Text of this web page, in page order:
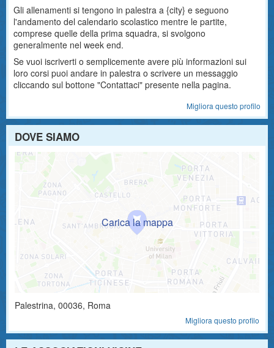
Gli allenamenti si tengono in palestra a {city} e seguono
l'andamento del calendario scolastico mentre le partite,
comprese quelle della prima squadra, si svolgono
generalmente nel week end.
Se vuoi iscriverti o semplicemente avere più informazioni sui
loro corsi puoi andare in palestra o scrivere un messaggio
cliccando sul bottone "Contattaci" presente nella pagina.
Migliora questo profilo
DOVE SIAMO
Palestrina, 00036, Roma
Migliora questo profilo